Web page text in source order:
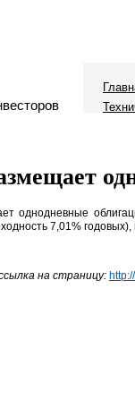
однодневные
7,01%
на страницу: